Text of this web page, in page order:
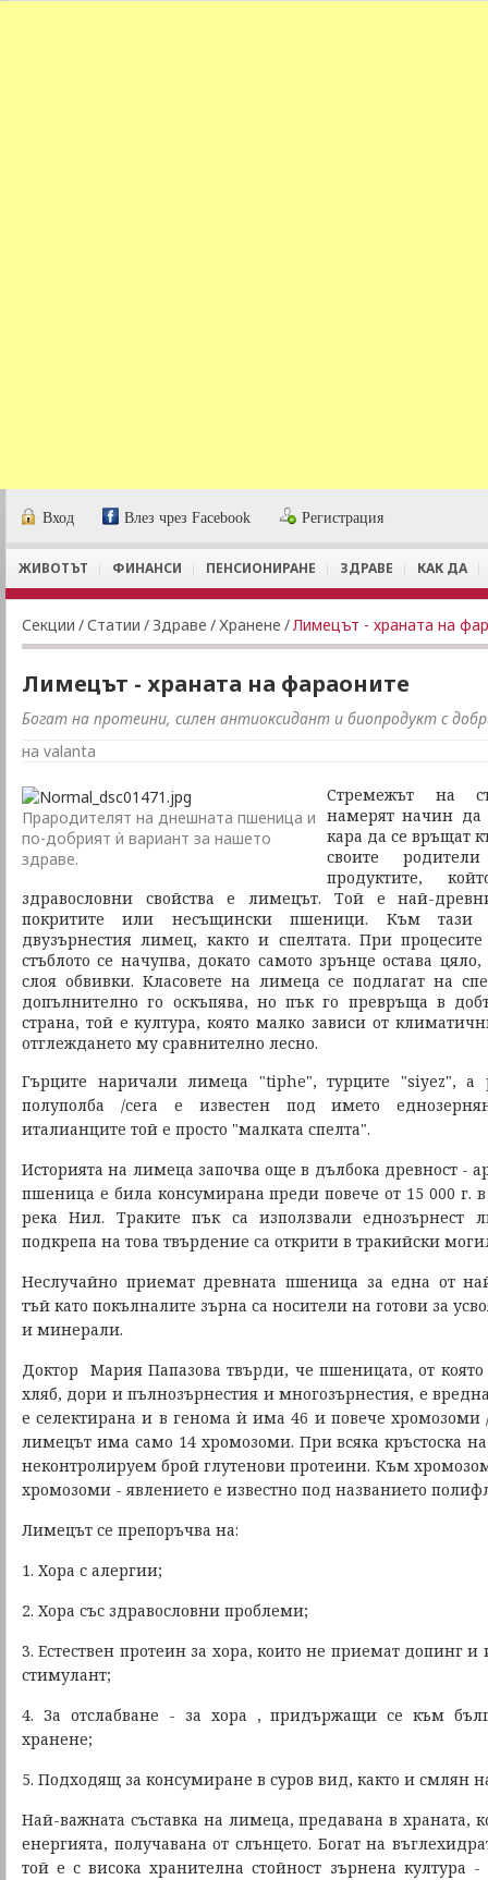
Вход Влез чрез Facebook Регистрация
ЖИВОТЪТ ФИНАНСИ ПЕНСИОНИРАНЕ ЗДРАВЕ КАК ДА
Секции /Статии / Здраве /Хранене /Лимецът - храната на
Лимецът - храната на фараоните
Богат на протеини, силен антиоксидант и биопродукт с
на valanta
Прародителят на днешната пшеница и
по-добрият ѝ вариант за нашето
здраве.
Стремежът на
намерят начин да
кара да се връщат
своите
продуктите,
здравословни свойства е лимецът. Той е най-
покритите или несъщински пшеници. Към тази
двузърнестия лимец, както и спелтата. При
стъблото се начупва, докато самото зрънце остава
слоя обвивки. Класовете на лимеца се подлагат на
допълнително го оскъпява, но пък го превръща в
страна, той е култура, която малко зависи от
отглеждането му сравнително лесно.
Гърците наричали лимеца "tiphe", турците "siyez",
полуполба /сега е известен под името
италианците той е просто "малката спелта".
Историята на лимеца започва още в дълбока древност -
пшеница е била консумирана преди повече от 15 000 г.
река Нил. Траките пък са използвали еднозърнест
подкрепа на това твърдение са открити в тракийски
Неслучайно приемат древната пшеница за една от
тъй като покълналите зърна са носители на готови за
и минерали.
Доктор Мария Папазова твърди, че пшеницата, от която
хляб, дори и пълнозърнестия и многозърнестия, е
е селектирана и в генома ѝ има 46 и повече хромозоми /
лимецът има само 14 хромозоми. При всяка кръстоска
неконтролируем брой глутенови протеини. Към
хромозоми - явлението е известно под названието
Лимецът се препоръчва на:
1. Хора с алергии;
2. Хора със здравословни проблеми;
3. Естествен протеин за хора, които не приемат допинг
стимулант;
4. За отслабване - за хора , придържащи се към
хранене;
5. Подходящ за консумиране в суров вид, както и смлян
Най-важната съставка на лимеца, предавана в храната,
енергията, получавана от слънцето. Богат на
той е с висока хранителна стойност зърнена култура